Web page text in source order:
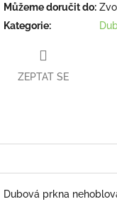
Můžeme doručit do:
Kategorie:
ZEPTAT SE
Dubová prkna